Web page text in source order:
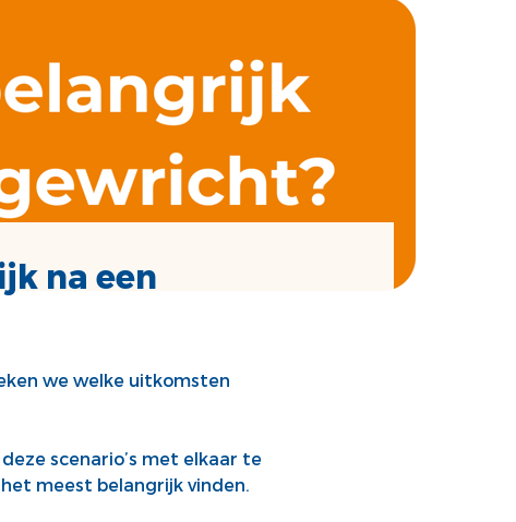
na een
we welke uitkomsten
scenario’s met elkaar te
meest belangrijk vinden.